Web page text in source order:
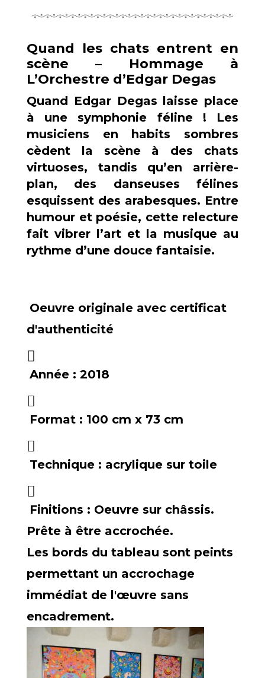
Quand les chats entrent en
scène – Hommage à
L’Orchestre d’Edgar Degas
Quand Edgar Degas laisse place
à une symphonie féline ! Les
musiciens en habits sombres
cèdent la scène à des chats
virtuoses, tandis qu’en arrière-
plan, des danseuses félines
esquissent des arabesques. Entre
humour et poésie, cette relecture
fait vibrer l’art et la musique au
rythme d’une douce fantaisie.
Oeuvre originale avec certificat
d'authenticité
Année : 2018
Format : 100 cm x 73 cm
Technique : acrylique sur toile
Finitions : Oeuvre sur châssis.
Prête à être accrochée.
Les bords du tableau sont peints
permettant un accrochage
immédiat de l'œuvre sans
encadrement.